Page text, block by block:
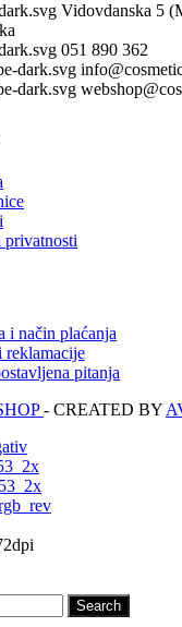
Vidovdanska 5
051 890 362
privatnosti
i način plaćanja
reklamacije
pitanja
- CREATED BY
Search